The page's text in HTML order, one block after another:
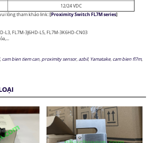
12/24 VDC
lòng tham khảo link:[Proximity Switch FL7M series]
L3, FL7M-3J6HD-L5, FL7M-3K6HD-CN03
, cam bien tiem can proximity sensor, azbil, Yamatake, cam bien fl7m,